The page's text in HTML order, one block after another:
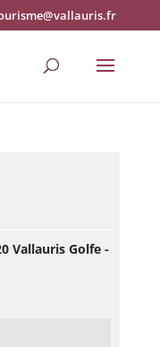
Vallauris Golfe -